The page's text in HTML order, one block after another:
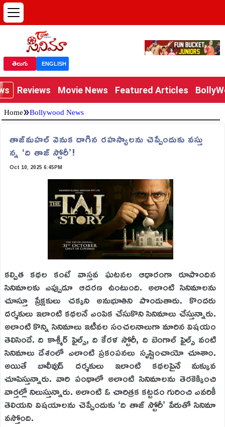
తెలుగు ENGLISH
Reviews Movie News Featured Articles
Home»Bollywood News
తాజ్‌మహల్‌ వెనుక దాగిన రహస్యాలను చెప్పేందుకు వస్తు
న్న ‘ది తాజ్‌ స్టోరీ’!
Oct 10, 2025 6:45PM
కల్పిత కథల కంటే వాస్తవ ఘటనల ఆధారంగా రూపొందిన
సినిమాలకు ఎప్పుడూ ఆదరణ ఉంటుంది. అలాంటి సినిమాలను
చూస్తూ ప్రేక్షకులు చక్కని అనుభూతిని పొందుతారు. కొందరు
దర్శకులు ఇలాంటి కథలనే ఎంపిక చేసుకొని సినిమాలు చేస్తున్నారు.
అలాంటి కొన్ని సినిమాలు ఇటీవల సంచలనాలుగా మారిన విషయం
తెలిసిందే. ది కాశ్మీర్‌ ఫైల్స్‌, ది కేరళ స్టోరీ, ది బెంగాల్‌ ఫైల్స్‌ వంటి
సినిమాలు దేశంలో ఎలాంటి ప్రకంపనలు సృష్టించాయో చూశాం.
అయితే బాలీవుడ్‌ దర్శకులు ఇలాంటి కథలపైనే మక్కువ
చూపిస్తున్నారు. వారి పంథాలో అలాంటి సినిమాలను తెరకెక్కించి
వార్తల్లో నిలుస్తున్నారు. అలాంటి ఓ చారిత్రక కట్టడం గురించి ఎవరికీ
తెలియని విషయాలను చెప్పేందుకు ‘ది తాజ్‌ స్టోరీ’ పేరుతో సినిమా
వస్తోంది.